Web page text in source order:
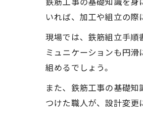
いれば、加工や組立の際
現場では、鉄筋組立手順
ミュニケーションも円
組めるでしょう。
また、鉄筋工事の基礎
つけた職人が、設計変更